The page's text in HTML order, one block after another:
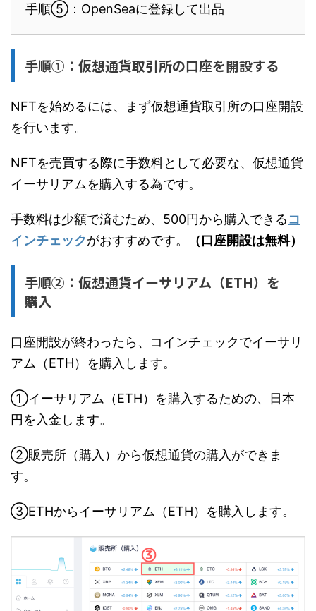
手順⑤：OpenSeaに登録して出品
手順①：仮想通貨取引所の口座を開設する
NFTを始めるには、まず仮想通貨取引所の口座開設
を行います。
NFTを売買する際に手数料として必要な、仮想通貨
イーサリアムを購入する為です。
手数料は少額で済むため、500円から購入できるコ
インチェックがおすすめです。 （口座開設は無料）
手順②：仮想通貨イーサリアム（ETH）を
購入
口座開設が終わったら、コインチェックでイーサリ
アム（ETH）を購入します。
①イーサリアム（ETH）を購入するための、日本
円を入金します。
②販売所（購入）から仮想通貨の購入ができま
す。
③ETHからイーサリアム（ETH）を購入します。